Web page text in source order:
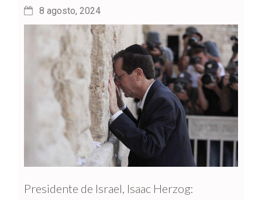
8 agosto, 2024
Presidente de Israel, Isaac Herzog: